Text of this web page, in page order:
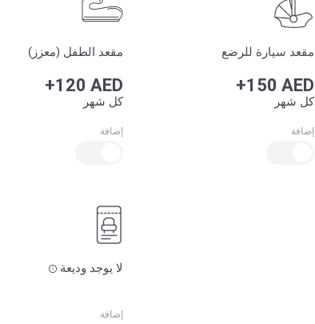
مقعد سيارة للرضع
+150 AED
كل شهر
إضافة
مقعد الطفل (معزز)
+120 AED
كل شهر
إضافة
لا يوجد وديعة
إضافة